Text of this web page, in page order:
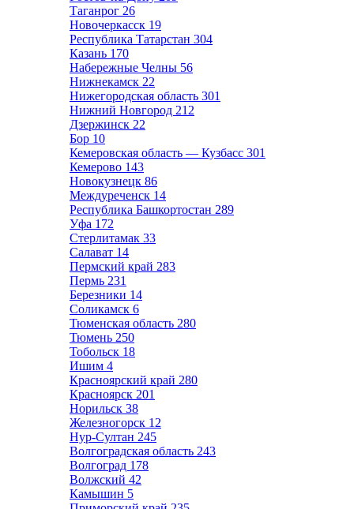
Таганрог 26
Новочеркасск 19
Республика Татарстан 304
Казань 170
Набережные Челны 56
Нижнекамск 22
Нижегородская область 301
Нижний Новгород 212
Дзержинск 22
Бор 10
Кемеровская область — Кузбасс 301
Кемерово 143
Новокузнецк 86
Междуреченск 14
Республика Башкортостан 289
Уфа 172
Стерлитамак 33
Салават 14
Пермский край 283
Пермь 231
Березники 14
Соликамск 6
Тюменская область 280
Тюмень 250
Тобольск 18
Ишим 4
Красноярский край 280
Красноярск 201
Норильск 38
Железногорск 12
Нур-Султан 245
Волгоградская область 243
Волгоград 178
Волжский 42
Камышин 5